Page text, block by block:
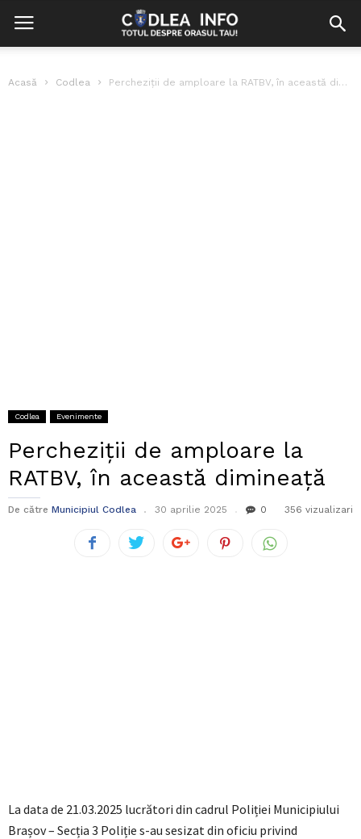
Acasă Codlea Percheziții de amploare la RATBV, în această dimineață
Codlea Evenimente
Percheziții de amploare la
RATBV, în această dimineață
De către Municipiul Codlea 30 aprilie 2025 0 356 vizualizari
La data de 21.03.2025 lucrători din cadrul Poliției Municipiului
Brașov – Secția 3 Poliție s-au sesizat din oficiu privind